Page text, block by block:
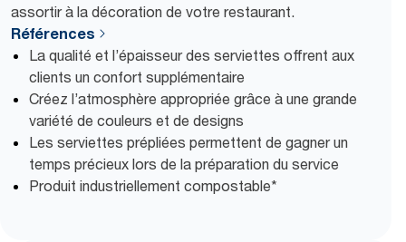
assortir à la décoration de votre restaurant.
Références
La qualité et l’épaisseur des serviettes offrent aux
clients un confort supplémentaire
Créez l’atmosphère appropriée grâce à une grande
variété de couleurs et de designs
Les serviettes prépliées permettent de gagner un
temps précieux lors de la préparation du service
Produit industriellement compostable*